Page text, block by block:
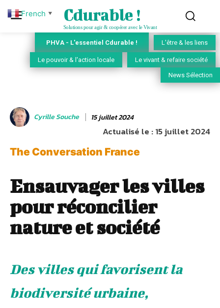
Cdurable !
Solutions pour agir & coopérer avec le Vivant
PHVA - L'essentiel Cdurable ! L'être & les liens
Le pouvoir & l'action locale Le vivant & refaire société
News Sélection
Cyrille Souche 15 juillet 2024
Actualisé le :15 juillet 2024
The Conversation France
Ensauvager les villes
pour réconcilier
nature et société
Des villes qui favorisent la
biodiversité urbaine,
French ▼